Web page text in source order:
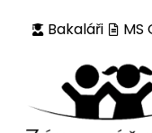
Bakaláři MS